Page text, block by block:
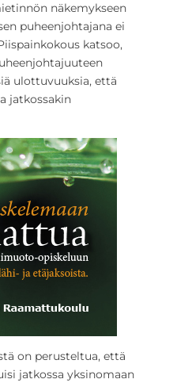
näkemykseen
puheenjohtajana ei
katsoo,
ulottuvuuksia, että
jatkossakin
on perusteltua, että
jatkossa yksinomaan